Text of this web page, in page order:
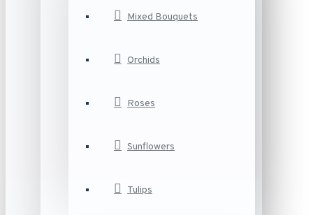
Mixed Bouquets
Orchids
Roses
Sunflowers
Tulips